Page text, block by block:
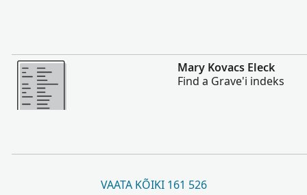
Rohkem
Mary Kovacs Eleck
Find a Grave'i indeks
VAATA KÕIKI 161 526